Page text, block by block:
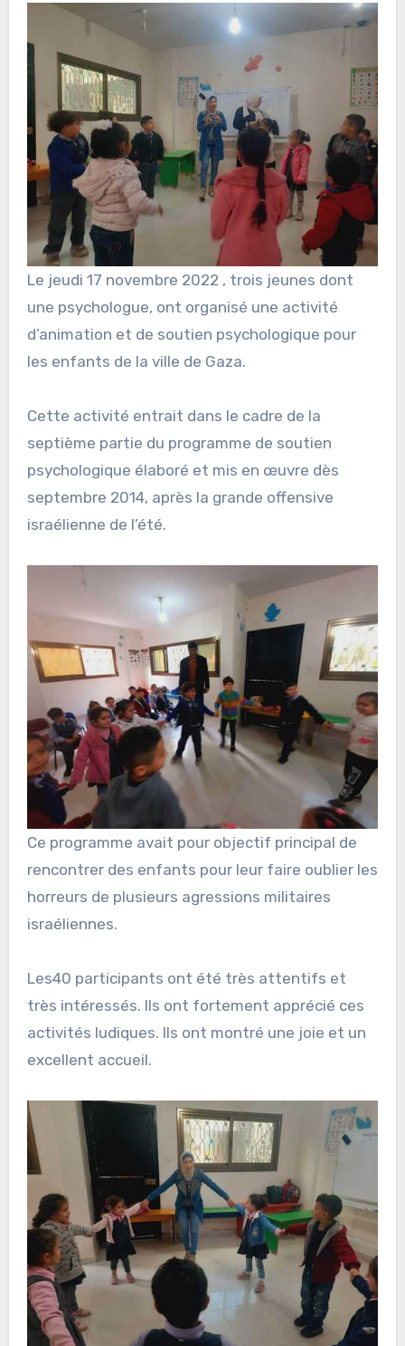
Le jeudi 17 novembre 2022 , trois jeunes dont
une psychologue, ont organisé une activité
d’animation et de soutien psychologique pour
les enfants de la ville de Gaza.
Cette activité entrait dans le cadre de la
septième partie du programme de soutien
psychologique élaboré et mis en œuvre dès
septembre 2014, après la grande offensive
israélienne de l’été.
Ce programme avait pour objectif principal de
rencontrer des enfants pour leur faire oublier les
horreurs de plusieurs agressions militaires
israéliennes.
Les40 participants ont été très attentifs et
très intéressés. Ils ont fortement apprécié ces
activités ludiques. Ils ont montré une joie et un
excellent accueil.